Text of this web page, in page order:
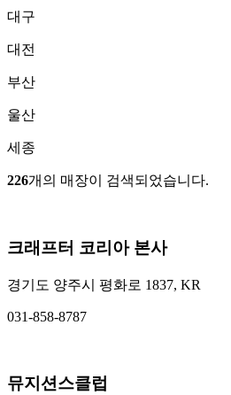
대구
대전
부산
울산
세종
226개의 매장이 검색되었습니다.
크래프터 코리아 본사
경기도 양주시 평화로 1837, KR
031-858-8787
뮤지션스클럽